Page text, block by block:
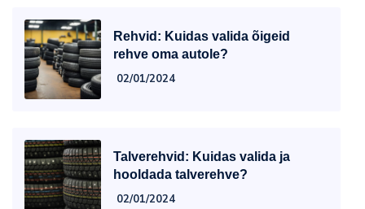
Rehvid: Kuidas valida õigeid
rehve oma autole?
02/01/2024
Talverehvid: Kuidas valida ja
hooldada talverehve?
02/01/2024